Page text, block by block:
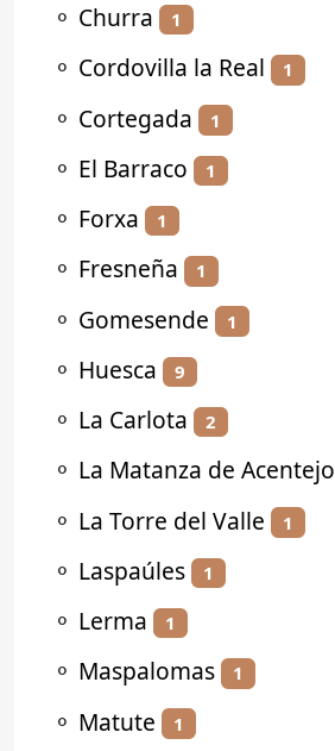
⚬ Churra 1
⚬ Cordovilla la Real 1
⚬ Cortegada 1
⚬ El Barraco 1
⚬ Forxa 1
⚬ Fresneña 1
⚬ Gomesende 1
⚬ Huesca 9
⚬ La Carlota 2
⚬ La Matanza de Acentejo
⚬ La Torre del Valle 1
⚬ Laspaúles 1
⚬ Lerma 1
⚬ Maspalomas 1
⚬ Matute 1